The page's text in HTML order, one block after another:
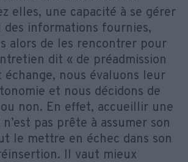
elles, une capacité à se gérer
des informations fournies,
alors de les rencontrer pour
dit « de préadmission
échange, nous évaluons leur
et nous décidons de
non. En effet, accueillir une
pas prête à assumer son
le mettre en échec dans son
Il vaut mieux